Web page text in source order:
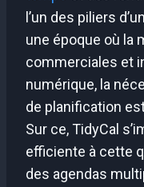
l’un des piliers
une époque où la
commerciales et
numérique, la
de planification
Sur ce, TidyCal
efficiente à cette
des agendas